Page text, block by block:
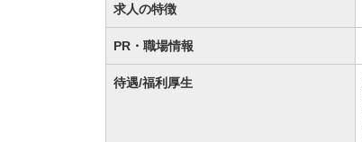
求人の特徴
PR・職場情報
待遇/福利厚生